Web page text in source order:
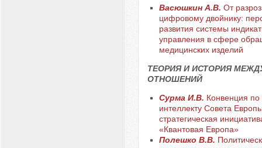
Васюшкин А.В. От
цифровому двойнику:
развития системы
управления в сфере
медицинских изделий
ТЕОРИЯ И ИСТОРИЯ
ОТНОШЕНИЙ
Сурма И.В. Конвенция по
интеллекту Совета
стратегическая
«Квантовая Европа»
Полешко В.В.